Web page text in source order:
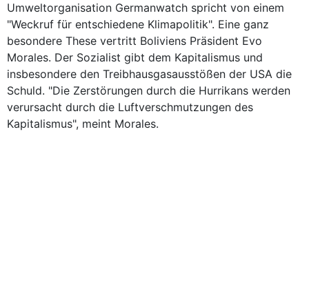
Umweltorganisation Germanwatch spricht von einem
"Weckruf für entschiedene Klimapolitik". Eine ganz
besondere These vertritt Boliviens Präsident Evo
Morales. Der Sozialist gibt dem Kapitalismus und
insbesondere den Treibhausgasausstößen der USA die
Schuld. "Die Zerstörungen durch die Hurrikans werden
verursacht durch die Luftverschmutzungen des
Kapitalismus", meint Morales.